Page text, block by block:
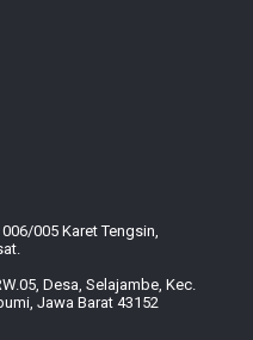
005 Karet Tengsin,
Desa, Selajambe, Kec.
Jawa Barat 43152